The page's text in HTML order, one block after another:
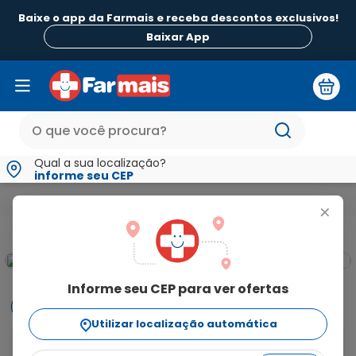
Baixe o app da Farmais e receba descontos exclusivos!
Baixar App
Qual a sua localização?
informe seu CEP
+
Informe seu CEP para ver ofertas
Utilizar localização automática
Acnezil Sabonete
Informações
O Sabonete Acnezil é um produto de higiene pessoal